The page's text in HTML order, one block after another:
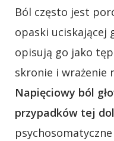
Ból często jest
opaski uciskającej
opisują go jako
skronie i wrażenie
Napięciowy ból
przypadków tej